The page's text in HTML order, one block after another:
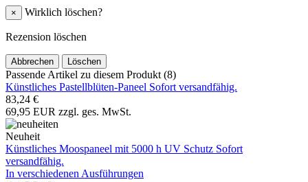
× Wirklich löschen?
Rezension löschen
Abbrechen Löschen
Passende Artikel zu diesem Produkt (8)
Künstliches Pastellblüten-Paneel Sofort versandfähig.
83,24 €
69,95 EUR zzgl. ges. MwSt.
Neuheit
Künstliches Moospaneel mit 5000 h UV Schutz Sofort
versandfähig.
In verschiedenen Ausführungen